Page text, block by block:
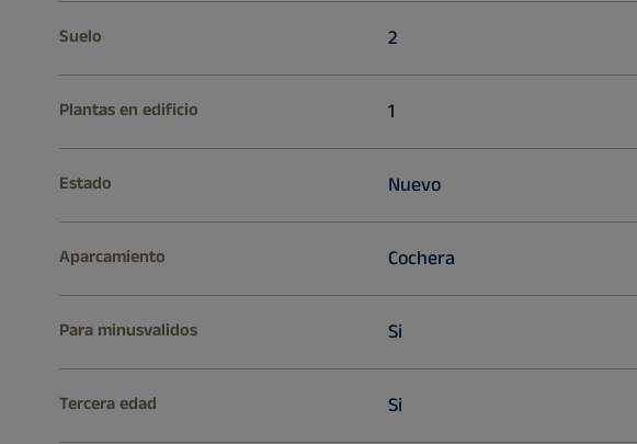
Suelo 2
Plantas en edificio 1
Estado Nuevo
Aparcamiento Cochera
Para minusvalidos Si
Tercera edad Si